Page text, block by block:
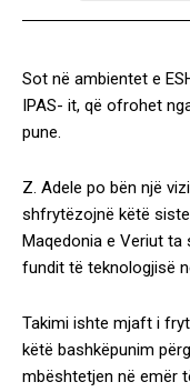
Sot në ambientet e
IPAS- it, që ofrohet
pune.
Z. Adele po bën një
shfrytëzojnë këtë
Maqedonia e Veriut ta
fundit të teknologjisë
Takimi ishte mjaft i
këtë bashkëpunim
mbështetjen në emër